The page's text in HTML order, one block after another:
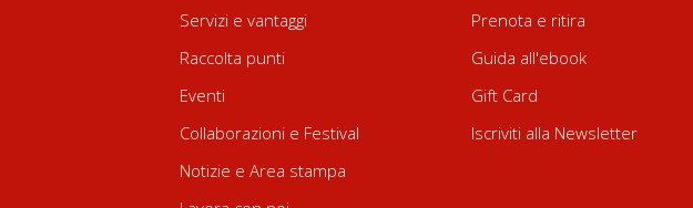
Servizi e vantaggi
Raccolta punti
Eventi
Collaborazioni e Festival
Notizie e Area stampa
Prenota e ritira
Guida all'ebook
Gift Card
Iscriviti alla Newsletter